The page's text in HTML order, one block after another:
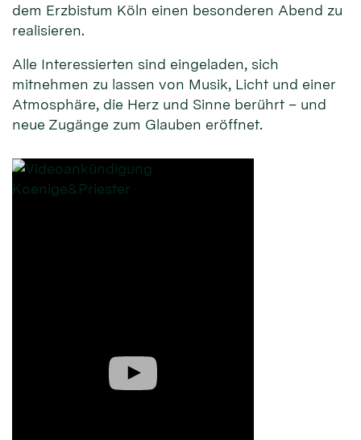
dem Erzbistum Köln einen besonderen Abend zu
realisieren.
Alle Interessierten sind eingeladen, sich
mitnehmen zu lassen von Musik, Licht und einer
Atmosphäre, die Herz und Sinne berührt – und
neue Zugänge zum Glauben eröffnet.